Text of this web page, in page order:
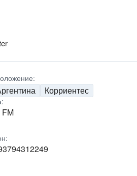
Корриентес
FM